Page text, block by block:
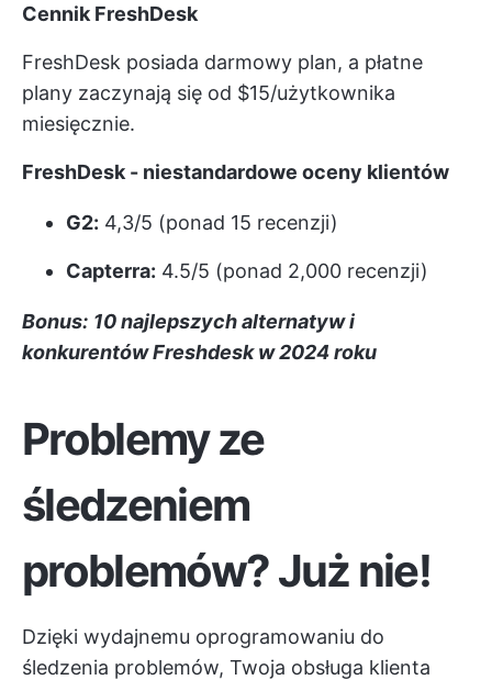
Cennik FreshDesk
FreshDesk posiada darmowy plan, a płatne
plany zaczynają się od $15/użytkownika
miesięcznie.
FreshDesk - niestandardowe oceny klientów
G2: 4,3/5 (ponad 15 recenzji)
Capterra: 4.5/5 (ponad 2,000 recenzji)
Bonus: 10 najlepszych alternatyw i
konkurentów Freshdesk w 2024 roku
Problemy ze
śledzeniem
problemów? Już nie!
Dzięki wydajnemu oprogramowaniu do
śledzenia problemów, Twoja obsługa klienta